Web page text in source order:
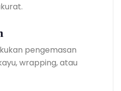
pengemasan
wrapping, atau